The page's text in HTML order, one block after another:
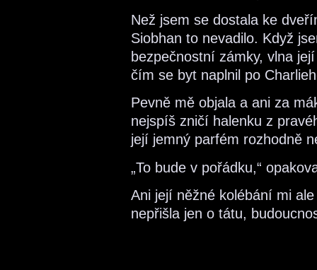
Než jsem se dostala ke
Siobhan to nevadilo. Když
bezpečnostní zámky, vlna
čím se byt naplnil po
Pevně mě objala a ani za
nejspíš zničí halenku z
její jemný parfém rozhodně
„To bude v pořádku,“
Ani její něžné kolébání mi
nepřišla jen o tátu,